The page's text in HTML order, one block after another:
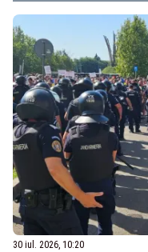
30 iul. 2026, 10:20